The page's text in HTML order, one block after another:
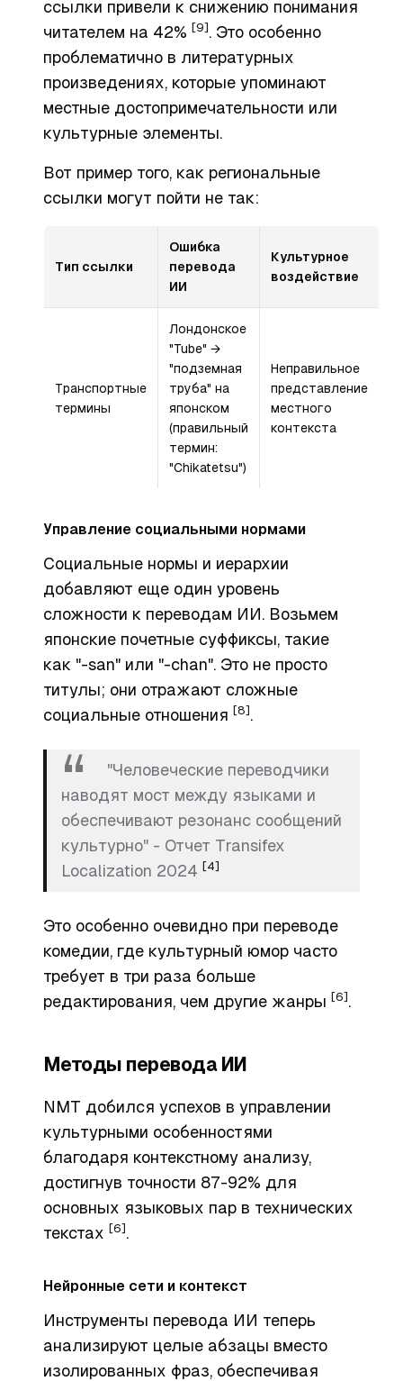
ссылки привели к снижению понимания
читателем на 42% [9] . Это особенно
проблематично в литературных
произведениях, которые упоминают
местные достопримечательности или
культурные элементы.
Вот пример того, как региональные
ссылки могут пойти не так:
Тип ссылки
Ошибка
перевода
ИИ
Культурное
воздействие
Транспортные
термины
Лондонское
"Tube" →
"подземная
труба" на
японском
(правильный
термин:
"Chikatetsu")
Неправильное
представление
местного
контекста
Управление социальными нормами
Социальные нормы и иерархии
добавляют еще один уровень
сложности к переводам ИИ. Возьмем
японские почетные суффиксы, такие
как "-san" или "-chan". Это не просто
титулы; они отражают сложные
социальные отношения [8] .
"Человеческие переводчики
наводят мост между языками и
обеспечивают резонанс сообщений
культурно" - Отчет Transifex
Localization 2024 [4]
Это особенно очевидно при переводе
комедии, где культурный юмор часто
требует в три раза больше
редактирования, чем другие жанры [6] .
Методы перевода ИИ
NMT добился успехов в управлении
культурными особенностями
благодаря контекстному анализу,
достигнув точности 87-92% для
основных языковых пар в технических
текстах [6] .
Нейронные сети и контекст
Инструменты перевода ИИ теперь
анализируют целые абзацы вместо
изолированных фраз, обеспечивая